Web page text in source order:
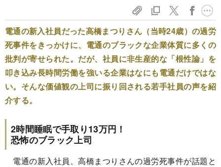
電通の新入社員だった高橋まつりさん（当時24歳）の過労
死事件をきっかけに、電通のブラックな企業体質に多くの
批判が寄せられた。だが、社員に非生産的な「根性論」を
叩き込み長時間労働を強いる企業はなにも電通だけではな
い。そんな価値観の上司に振り回される若手社員の声を紹
介する。
2時間睡眠で手取り13万円！
恐怖のブラック上司
電通の新入社員、高橋まつりさんの過労死事件が話題と